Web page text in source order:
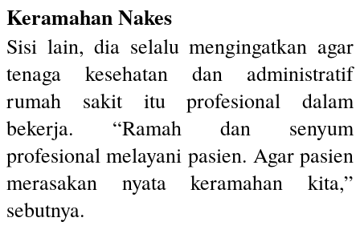
Keramahan Nakes
Sisi lain, dia selalu mengingatkan agar
tenaga kesehatan dan administratif
rumah sakit itu profesional dalam
bekerja. “Ramah dan senyum
profesional melayani pasien. Agar pasien
merasakan nyata keramahan kita,”
sebutnya.